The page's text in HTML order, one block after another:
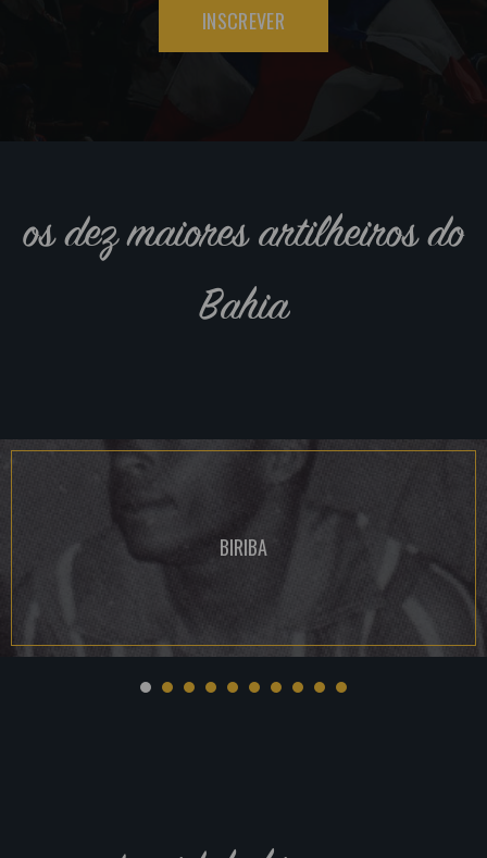
INSCREVER
os dez maiores artilheiros do
Bahia
BIRIBA